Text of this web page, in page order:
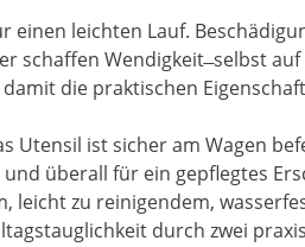
leichten Lauf.
schaffen Wendigkeit ̶ selbst
die praktischen
Utensil ist sicher am Wagen
überall für ein gepflegtes
leicht zu reinigendem,
durch zwei